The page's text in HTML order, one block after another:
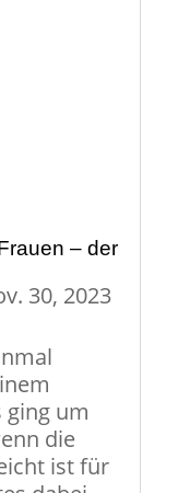
– der
30, 2023
ging um
die
ist für